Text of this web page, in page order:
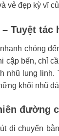
vẻ đẹp kỳ vĩ
Tuyệt
chóng
cập bến, chỉ
nhũ lung linh.
khối nhũ
đường
di chuyển